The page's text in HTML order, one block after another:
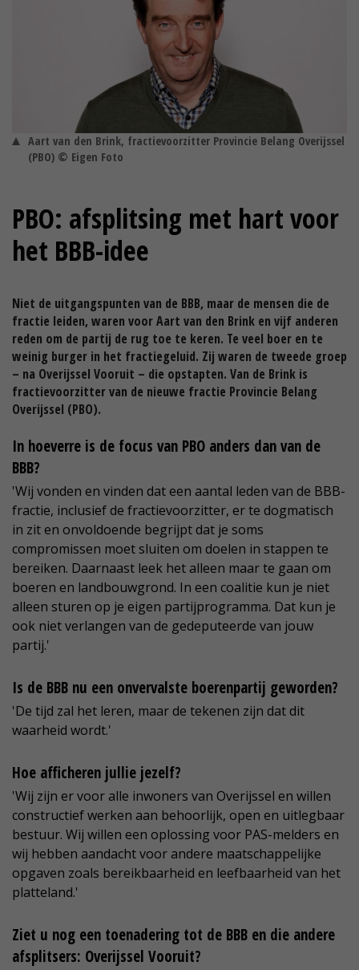
Aart van den Brink, fractievoorzitter Provincie Belang Overijssel
(PBO) © Eigen Foto
PBO: afsplitsing met hart voor
het BBB-idee
Niet de uitgangspunten van de BBB, maar de mensen die de
fractie leiden, waren voor Aart van den Brink en vijf anderen
reden om de partij de rug toe te keren. Te veel boer en te
weinig burger in het fractiegeluid. Zij waren de tweede groep
– na Overijssel Vooruit – die opstapten. Van de Brink is
fractievoorzitter van de nieuwe fractie Provincie Belang
Overijssel (PBO).
In hoeverre is de focus van PBO anders dan van de
BBB?
'Wij vonden en vinden dat een aantal leden van de BBB-
fractie, inclusief de fractievoorzitter, er te dogmatisch
in zit en onvoldoende begrijpt dat je soms
compromissen moet sluiten om doelen in stappen te
bereiken. Daarnaast leek het alleen maar te gaan om
boeren en landbouwgrond. In een coalitie kun je niet
alleen sturen op je eigen partijprogramma. Dat kun je
ook niet verlangen van de gedeputeerde van jouw
partij.'
Is de BBB nu een onvervalste boerenpartij geworden?
'De tijd zal het leren, maar de tekenen zijn dat dit
waarheid wordt.'
Hoe afficheren jullie jezelf?
'Wij zijn er voor alle inwoners van Overijssel en willen
constructief werken aan behoorlijk, open en uitlegbaar
bestuur. Wij willen een oplossing voor PAS-melders en
wij hebben aandacht voor andere maatschappelijke
opgaven zoals bereikbaarheid en leefbaarheid van het
platteland.'
Ziet u nog een toenadering tot de BBB en die andere
afsplitsers: Overijssel Vooruit?